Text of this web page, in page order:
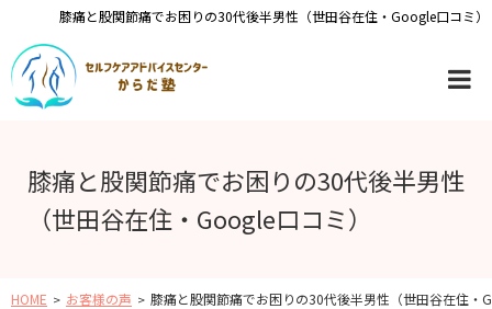
膝痛と股関節痛でお困りの30代後半男性（世田谷在住・Google口コミ）
膝痛と股関節痛でお困りの30代後半男性
（世田谷在住・Google口コミ）
HOME お客様の声 膝痛と股関節痛でお困りの30代後半男性（世田谷在住・